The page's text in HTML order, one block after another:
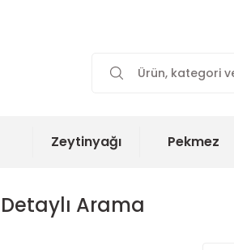
Zeytinyağı Pekmez
Detaylı Arama